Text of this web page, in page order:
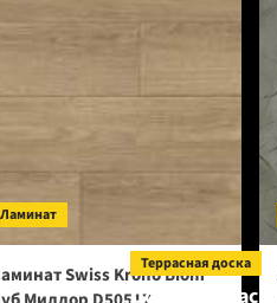
Ламинат
Swiss Krono Biom
Террасная доска
Доска